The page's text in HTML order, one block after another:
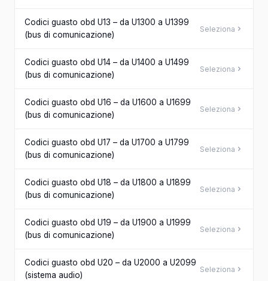
Codici guasto obd U13 – da U1300 a U1399
(bus di comunicazione)
Seleziona
Codici guasto obd U14 – da U1400 a U1499
(bus di comunicazione)
Seleziona
Codici guasto obd U16 – da U1600 a U1699
(bus di comunicazione)
Seleziona
Codici guasto obd U17 – da U1700 a U1799
(bus di comunicazione)
Seleziona
Codici guasto obd U18 – da U1800 a U1899
(bus di comunicazione)
Seleziona
Codici guasto obd U19 – da U1900 a U1999
(bus di comunicazione)
Seleziona
Codici guasto obd U20 – da U2000 a U2099
(sistema audio)
Seleziona